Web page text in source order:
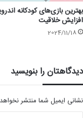
بهترین بازی‌های کودکانه
افزایش خلاقیت
2024/11/18
دیدگاهتان را بنویسید
نشانی ایمیل شما منتشر